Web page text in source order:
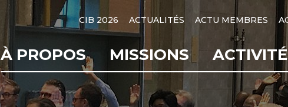
CIB 2026 ACTUALITÉS ACTU MEMBRES
À PROPOS MISSIONS